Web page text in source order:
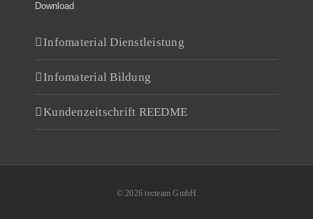
Download
Infomaterial Dienstleistung
Infomaterial Bildung
Kundenzeitschrift REEDME
© 2026 tecteam GmbH